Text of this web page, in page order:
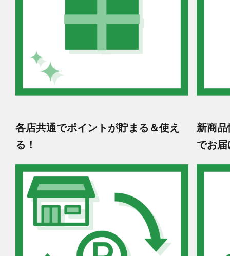
各店共通でポイントが貯まる＆使え
る！
新商
でお届